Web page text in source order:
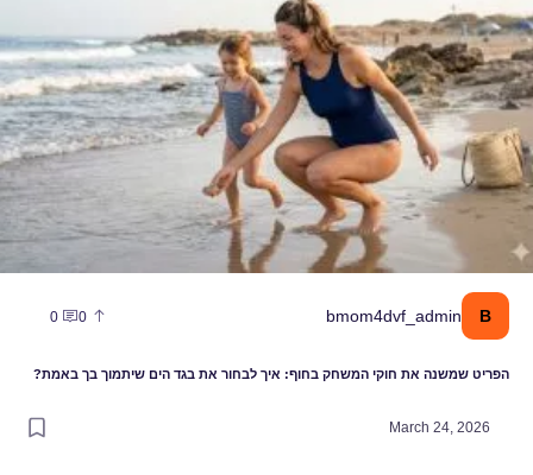
B
bmom4dvf_admin
0
0
הפריט שמשנה את חוקי המשחק בחוף: איך לבחור את בגד הים שיתמוך בך באמת?
March 24, 2026